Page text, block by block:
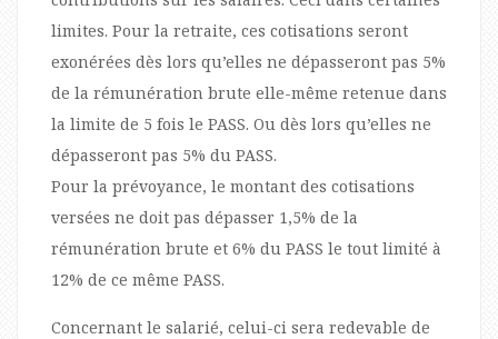
limites. Pour la retraite, ces cotisations seront
exonérées dès lors qu’elles ne dépasseront pas 5%
de la rémunération brute elle-même retenue dans
la limite de 5 fois le PASS. Ou dès lors qu’elles ne
dépasseront pas 5% du PASS.
Pour la prévoyance, le montant des cotisations
versées ne doit pas dépasser 1,5% de la
rémunération brute et 6% du PASS le tout limité à
12% de ce même PASS.
Concernant le salarié, celui-ci sera redevable de